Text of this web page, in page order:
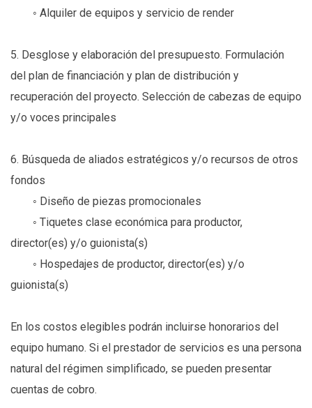
◦ Alquiler de equipos y servicio de render
5. Desglose y elaboración del presupuesto. Formulación
del plan de financiación y plan de distribución y
recuperación del proyecto. Selección de cabezas de equipo
y/o voces principales
6. Búsqueda de aliados estratégicos y/o recursos de otros
fondos
◦ Diseño de piezas promocionales
◦ Tiquetes clase económica para productor,
director(es) y/o guionista(s)
◦ Hospedajes de productor, director(es) y/o
guionista(s)
En los costos elegibles podrán incluirse honorarios del
equipo humano. Si el prestador de servicios es una persona
natural del régimen simplificado, se pueden presentar
cuentas de cobro.